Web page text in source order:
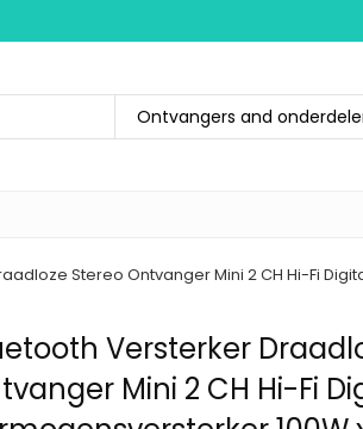
Ontvangers and
Stereo Ontvanger Mini 2 CH Hi-Fi
Versterker
Mini 2 CH Hi-Fi